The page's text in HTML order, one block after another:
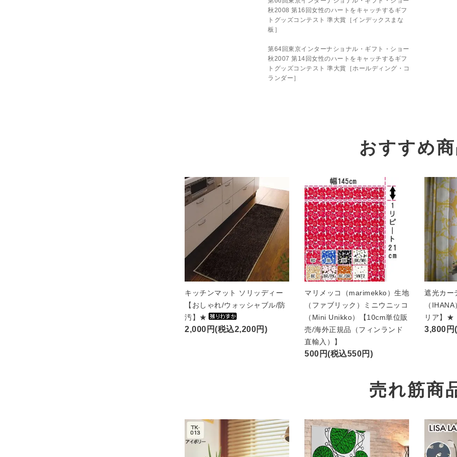
秋2008 第16回女性のハートをキャッチするギフ
トグッズコンテスト 準大賞［インデックスまな
板］
第64回東京インターナショナル・ギフト・ショー
秋2007 第14回女性のハートをキャッチするギフ
トグッズコンテスト 準大賞［ホールディング・コ
ランダー］
おすすめ
キッチンマット ソリッディー
【おしゃれ/ウォッシャブル/防
汚】★
2,000円(税込2,200円)
マリメッコ（marimekko）生地
（ファブリック）ミニウニッコ
（Mini Unikko）【10cm単位販
売/海外正規品（フィンランド
直輸入）】
500円(税込550円)
遮光カー
（
リア】★
3,800円
売れ筋商